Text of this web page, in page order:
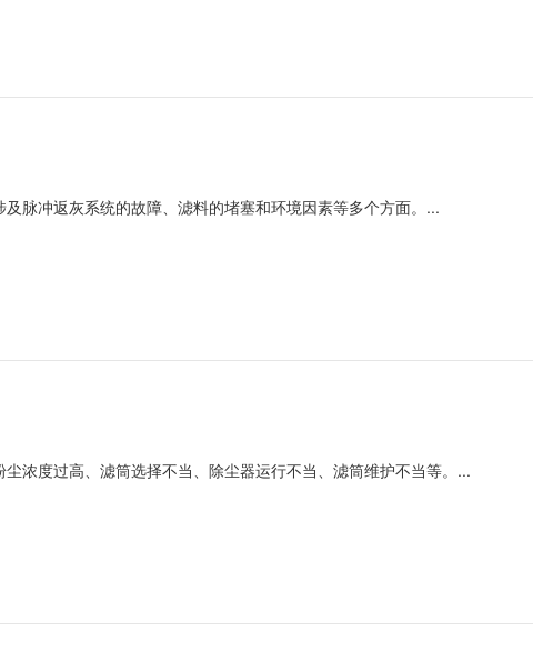
脉冲返灰系统的故障、滤料的堵塞和环境因素等多个方面。...
浓度过高、滤筒选择不当、除尘器运行不当、滤筒维护不当等。...